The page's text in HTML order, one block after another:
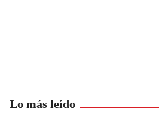
Lo más leído